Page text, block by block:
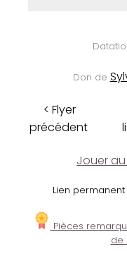
Don de
< Flyer
précédent
Jouer
Lien
Pièces
de